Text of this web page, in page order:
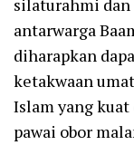
silaturahmi
antarwarga
diharapkan
ketakwaan
Islam yang
pawai obor